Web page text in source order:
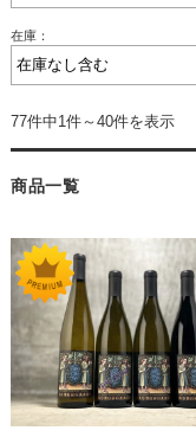
在庫：
77件中1件～40件を表示
商品一覧